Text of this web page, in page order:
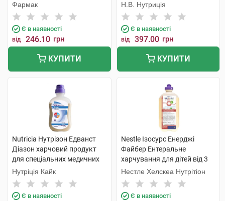
Фармак
Є в наявності
від 246.10 грн
КУПИТИ
Н.В. Нутриція
Є в наявності
від 397.00 грн
КУПИТИ
Nutricia Нутрізон Едванст
Діазон харчовий продукт
для спеціальних медичних
цілей 500 мл 1 флакон
Нутріція Кайк
Є в наявності
Nestle Ізосурс Енерджі
Файбер Ентеральне
харчування для дітей від 3
років та дорослих 1 000 мл 1
флакон
Нестле Хелскеа Нутрітіон
Є в наявності